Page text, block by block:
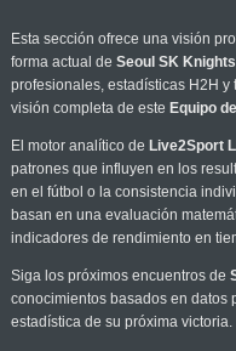
Esta sección ofrece una visión
forma actual de Seoul SK Knights
profesionales, estadísticas H2H
visión completa de este Equipo
El motor analítico de Live2Sport
patrones que influyen en los
en el fútbol o la consistencia
basan en una evaluación
indicadores de rendimiento en
Siga los próximos encuentros de
conocimientos basados en datos
estadística de su próxima victoria.